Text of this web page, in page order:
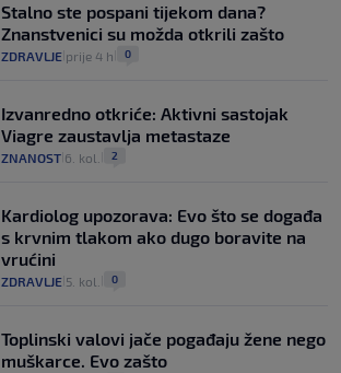
Stalno ste pospani tijekom dana?
Znanstvenici su možda otkrili zašto
ZDRAVLJE prije 4 h 0
Izvanredno otkriće: Aktivni sastojak
Viagre zaustavlja metastaze
ZNANOST 6. kol. 2
Kardiolog upozorava: Evo što se događa
s krvnim tlakom ako dugo boravite na
vrućini
ZDRAVLJE 5. kol. 0
Toplinski valovi jače pogađaju žene nego
muškarce. Evo zašto